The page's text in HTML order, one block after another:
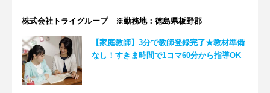
株式会社トライグループ ※勤務地：徳島県板野郡
【家庭教師】3分で教師登録完了★教材準備
なし！すきま時間で1コマ60分から指導OK